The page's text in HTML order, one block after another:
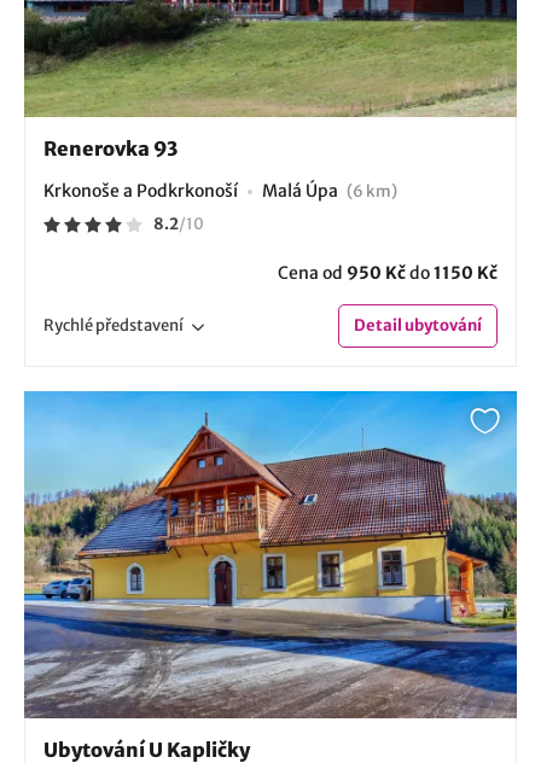
Renerovka 93
Krkonoše a Podkrkonoší Malá Úpa (6 km)
8.2/10
Cena od 950 Kčdo1150 Kč
Rychlépředstavení Detailubytování
Ubytování U Kapličky